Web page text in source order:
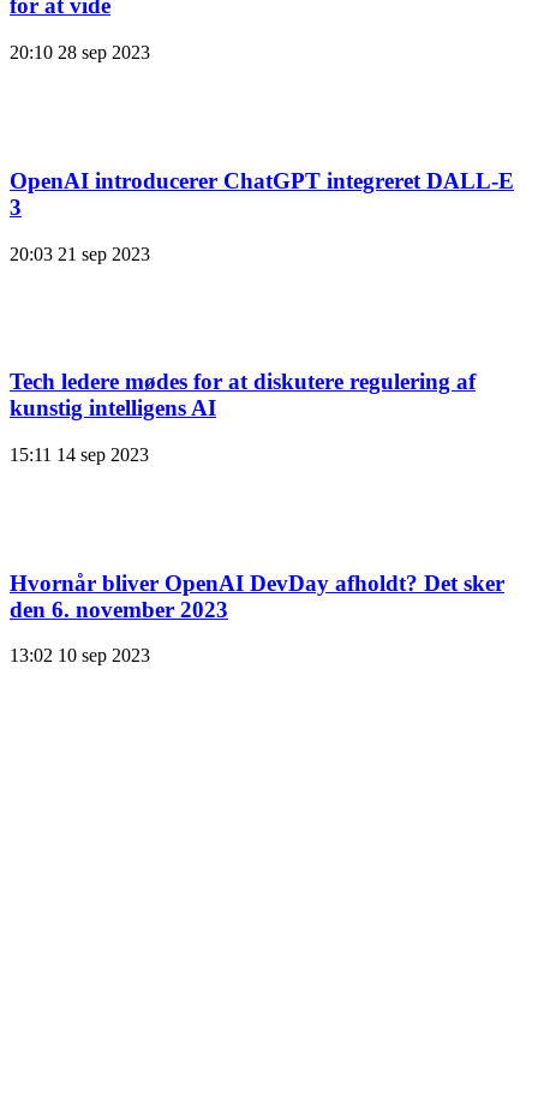
for at vide
20:10 28 sep 2023
OpenAI introducerer ChatGPT integreret DALL-E
3
20:03 21 sep 2023
Tech ledere mødes for at diskutere regulering af
kunstig intelligens AI
15:11 14 sep 2023
Hvornår bliver OpenAI DevDay afholdt? Det sker
den 6. november 2023
13:02 10 sep 2023